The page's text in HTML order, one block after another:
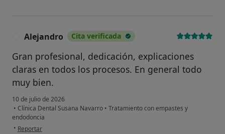
Alejandro Cita verificada
Gran profesional, dedicación, explicaciones
claras en todos los procesos. En general todo
muy bien.
10 de julio de 2026
• Clínica Dental Susana Navarro • Tratamiento con empastes y
endodoncia
• en opinión del usuario Alejandro
Reportar